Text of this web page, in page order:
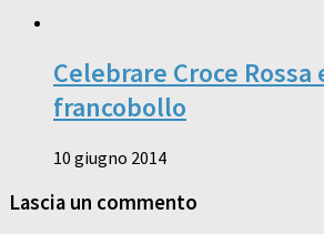
Celebrare Croce Rossa
francobollo
10 giugno 2014
Lascia un commento